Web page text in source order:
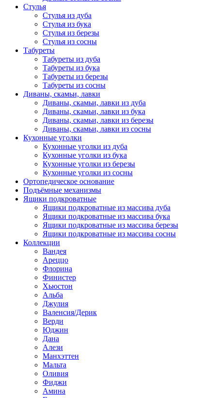
Стулья
Стулья из дуба
Стулья из бука
Стулья из березы
Стулья из сосны
Табуреты
Табуреты из дуба
Табуреты из бука
Табуреты из березы
Табуреты из сосны
Диваны, скамьи, лавки
Диваны, скамьи, лавки из дуба
Диваны, скамьи, лавки из бука
Диваны, скамьи, лавки из березы
Диваны, скамьи, лавки из сосны
Кухонные уголки
Кухонные уголки из дуба
Кухонные уголки из бука
Кухонные уголки из березы
Кухонные уголки из сосны
Ортопедическое основание
Подъёмные механизмы
Ящики подкроватные
Ящики подкроватные из массива дуба
Ящики подкроватные из массива бука
Ящики подкроватные из массива березы
Ящики подкроватные из массива сосны
Коллекции
Вандея
Ареццо
Флорина
Финистер
Хьюстон
Альба
Джулия
Валенсия/Дерик
Верди
Юджин
Дана
Алези
Манхэттен
Мальта
Оливия
Фиджи
Амина